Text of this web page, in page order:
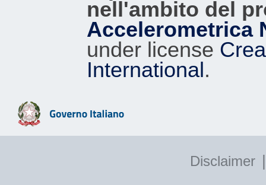
nell'ambito del
Accelerometrica
under license
International.
Disclaimer